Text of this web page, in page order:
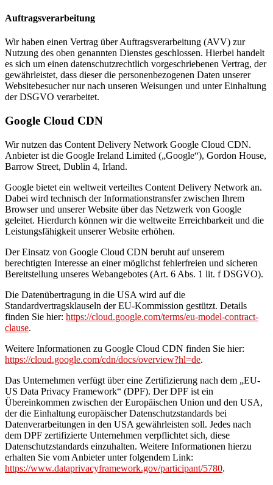
Auftragsverarbeitung
Wir haben einen Vertrag über Auftragsverarbeitung (AVV) zur
Nutzung des oben genannten Dienstes geschlossen. Hierbei handelt
es sich um einen datenschutzrechtlich vorgeschriebenen Vertrag, der
gewährleistet, dass dieser die personenbezogenen Daten unserer
Websitebesucher nur nach unseren Weisungen und unter Einhaltung
der DSGVO verarbeitet.
Google Cloud CDN
Wir nutzen das Content Delivery Network Google Cloud CDN.
Anbieter ist die Google Ireland Limited („Google“), Gordon House,
Barrow Street, Dublin 4, Irland.
Google bietet ein weltweit verteiltes Content Delivery Network an.
Dabei wird technisch der Informationstransfer zwischen Ihrem
Browser und unserer Website über das Netzwerk von Google
geleitet. Hierdurch können wir die weltweite Erreichbarkeit und die
Leistungsfähigkeit unserer Website erhöhen.
Der Einsatz von Google Cloud CDN beruht auf unserem
berechtigten Interesse an einer möglichst fehlerfreien und sicheren
Bereitstellung unseres Webangebotes (Art. 6 Abs. 1 lit. f DSGVO).
Die Datenübertragung in die USA wird auf die
Standardvertragsklauseln der EU-Kommission gestützt. Details
finden Sie hier: https://cloud.google.com/terms/eu-model-contract-
clause.
Weitere Informationen zu Google Cloud CDN finden Sie hier:
https://cloud.google.com/cdn/docs/overview?hl=de.
Das Unternehmen verfügt über eine Zertifizierung nach dem „EU-
US Data Privacy Framework“ (DPF). Der DPF ist ein
Übereinkommen zwischen der Europäischen Union und den USA,
der die Einhaltung europäischer Datenschutzstandards bei
Datenverarbeitungen in den USA gewährleisten soll. Jedes nach
dem DPF zertifizierte Unternehmen verpflichtet sich, diese
Datenschutzstandards einzuhalten. Weitere Informationen hierzu
erhalten Sie vom Anbieter unter folgendem Link:
https://www.dataprivacyframework.gov/participant/5780.